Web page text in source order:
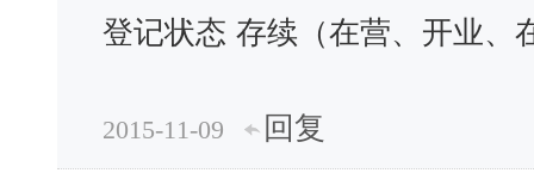
登记状态 存续（在营、开业、
2015-11-09
回复